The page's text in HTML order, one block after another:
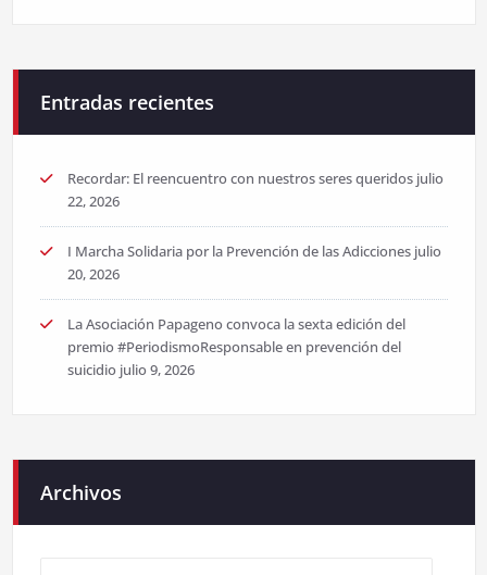
Entradas recientes
Recordar: El reencuentro con nuestros seres queridos julio
22, 2026
I Marcha Solidaria por la Prevención de las Adicciones julio
20, 2026
La Asociación Papageno convoca la sexta edición del
premio #PeriodismoResponsable en prevención del
suicidio julio 9, 2026
Archivos